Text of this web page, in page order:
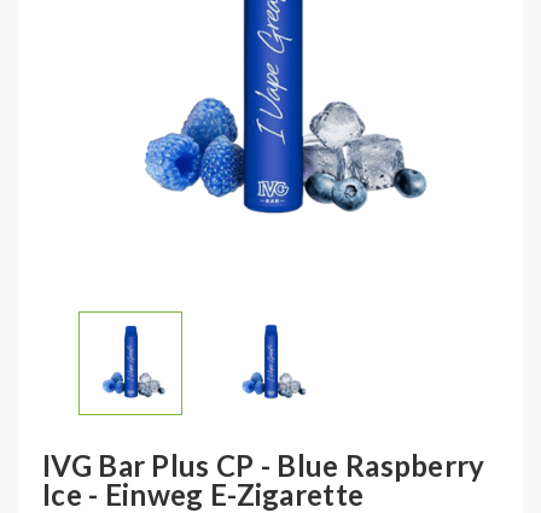
IVG Bar Plus CP - Blue Raspberry
Ice - Einweg E-Zigarette